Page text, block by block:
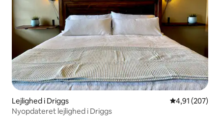
Lejlighed i Driggs 4,91 ud af 5 i
4,91 (207)
Nyopdateret lejlighed i Driggs